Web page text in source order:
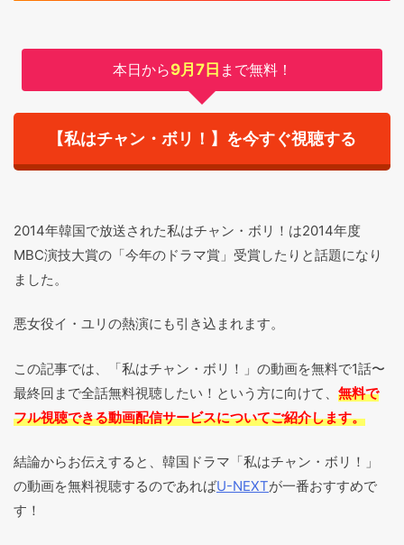
本日から9月7日 まで無料！
【私はチャン・ボリ！】を今すぐ視聴する
2014年韓国で放送された私はチャン・ボリ！は2014年度
MBC演技大賞の「今年のドラマ賞」受賞したりと話題になり
ました。
悪女役イ・ユリの熱演にも引き込まれます。
この記事では、「私はチャン・ボリ！」の動画を無料で1話〜
最終回まで全話無料視聴したい！という方に向けて、 無料で
フル視聴できる動画配信サービスについてご紹介します。
結論からお伝えすると、韓国ドラマ「私はチャン・ボリ！」
の動画を無料視聴するのであればU-NEXTが一番おすすめで
す！